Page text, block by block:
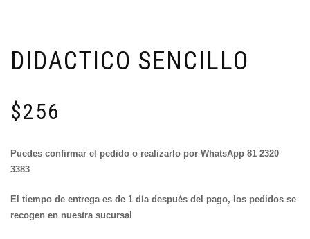
DIDACTICO SENCILLO
$256
Puedes confirmar el pedido o realizarlo por WhatsApp 81 2320
3383
El tiempo de entrega es de 1 día después del pago, los pedidos se
recogen en nuestra sucursal